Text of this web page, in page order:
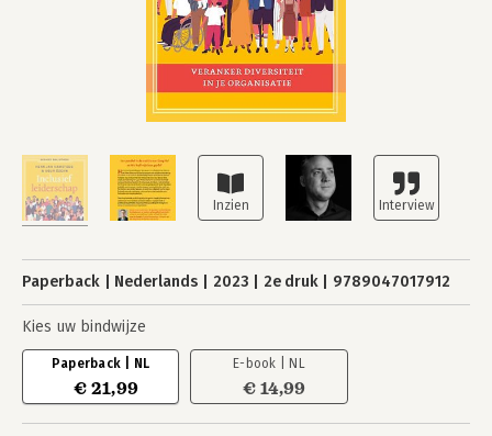
Paperback Nederlands 2023 2e druk 9789047017912
Kies uw bindwijze
Paperback | NL
€ 21,99
E-book | NL
€ 14,99